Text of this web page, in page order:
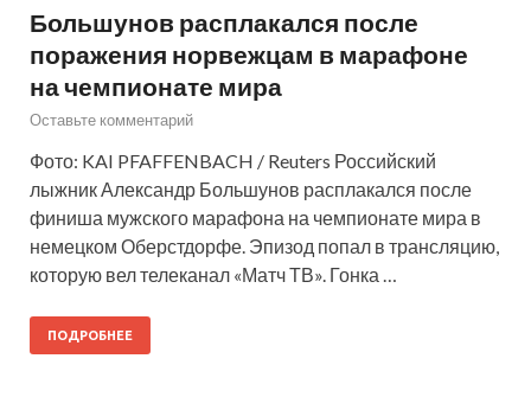
Большунов расплакался после
поражения норвежцам в марафоне
на чемпионате мира
Оставьте комментарий
Фото: KAI PFAFFENBACH / Reuters Российский
лыжник Александр Большунов расплакался после
финиша мужского марафона на чемпионате мира в
немецком Оберстдорфе. Эпизод попал в трансляцию,
которую вел телеканал «Матч ТВ». Гонка …
ПОДРОБНЕЕ